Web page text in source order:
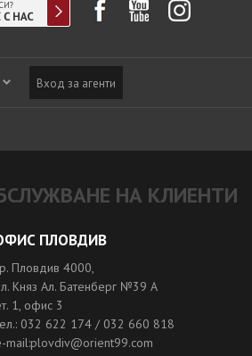
Вход за агенти
НА КЛИЕНТИ
ПЛОВДИВ
Пловдив 4000,
Княз Ал. Батенберг №39 A
1, офис 3
032 622 174 / 032 660 818
mail:plovdiv@orient99.com